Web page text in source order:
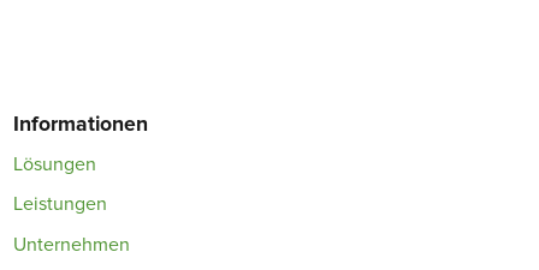
Informationen
Lösungen
Leistungen
Unternehmen